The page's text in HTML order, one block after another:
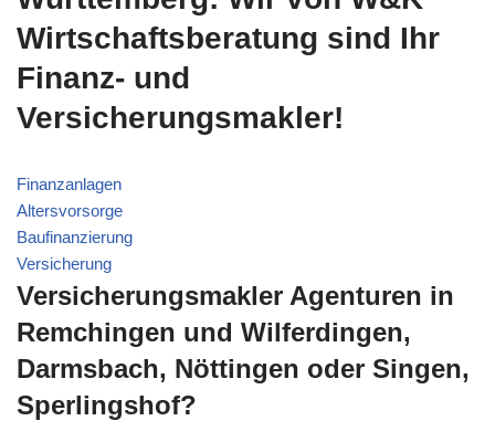
Wirtschaftsberatung sind Ihr
Finanz- und
Versicherungsmakler!
Finanzanlagen
Altersvorsorge
Baufinanzierung
Versicherung
Versicherungsmakler Agenturen in
Remchingen und Wilferdingen,
Darmsbach, Nöttingen oder Singen,
Sperlingshof?